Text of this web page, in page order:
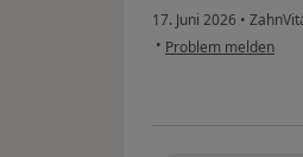
17. Juni 2026 •
• Problem melden